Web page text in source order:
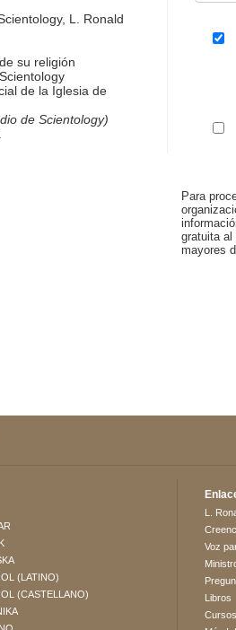
L. Ronald
su religión
de la Iglesia de
de Scientology)
Para
gratuita al
mayores
(LATINO)
(CASTELLANO)
L.
Voz
Libros